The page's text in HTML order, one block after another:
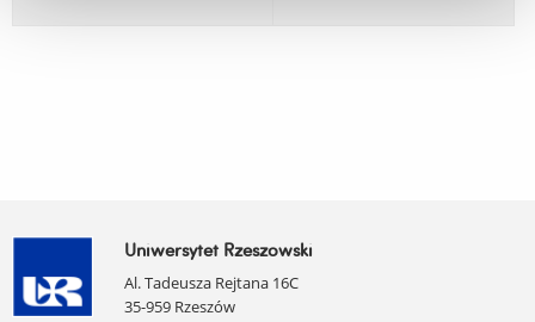
Uniwersytet Rzeszowski
Al. Tadeusza Rejtana 16C
35-959 Rzeszów